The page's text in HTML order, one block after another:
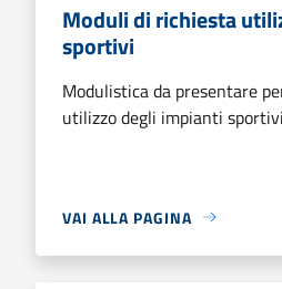
Moduli di richiesta
sportivi
Modulistica da presentare
utilizzo degli impianti
VAI ALLA PAGINA